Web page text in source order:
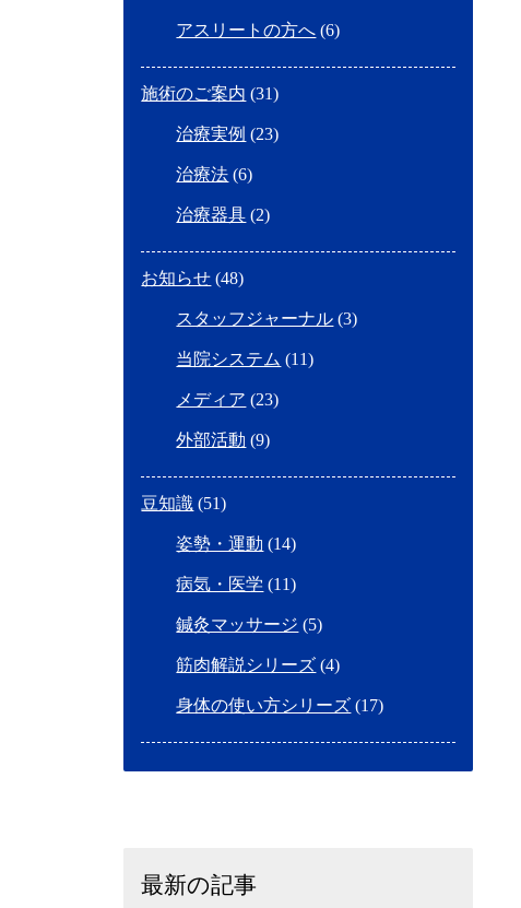
アスリートの方へ (6)
施術のご案内 (31)
治療実例 (23)
治療法 (6)
治療器具 (2)
お知らせ (48)
スタッフジャーナル (3)
当院システム (11)
メディア (23)
外部活動 (9)
豆知識 (51)
姿勢・運動 (14)
病気・医学 (11)
鍼灸マッサージ (5)
筋肉解説シリーズ (4)
身体の使い方シリーズ (17)
最新の記事